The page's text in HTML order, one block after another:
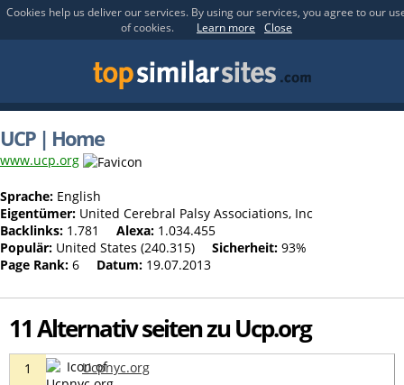
Cookies help us deliver our services. By using our services, you agree to our
of cookies.
Learn more Close
UCP | Home
www.ucp.org
Sprache: English
Eigentümer: United Cerebral Palsy Associations, Inc
Backlinks: 1.781 Alexa: 1.034.455
Populär: United States (240.315) Sicherheit: 93%
Page Rank: 6 Datum: 19.07.2013
11 Alternativ seiten zu Ucp.org
1 Ucpnyc.org